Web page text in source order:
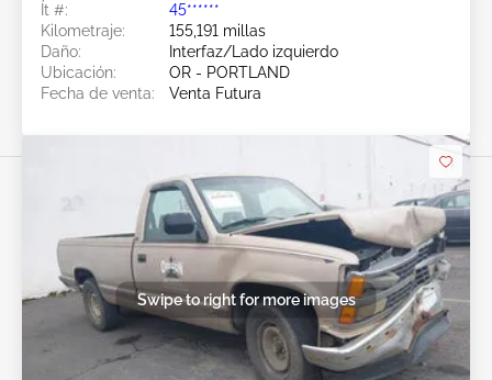
Ít #:
45******
Kilometraje:
155,191 millas
Daño:
Interfaz/Lado izquierdo
Ubicación:
OR - PORTLAND
Fecha de venta:
Venta Futura
Swipe to right for more images